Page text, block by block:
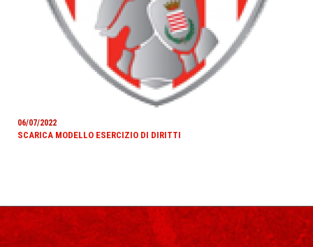
06/07/2022
SCARICA MODELLO ESERCIZIO DI DIRITTI